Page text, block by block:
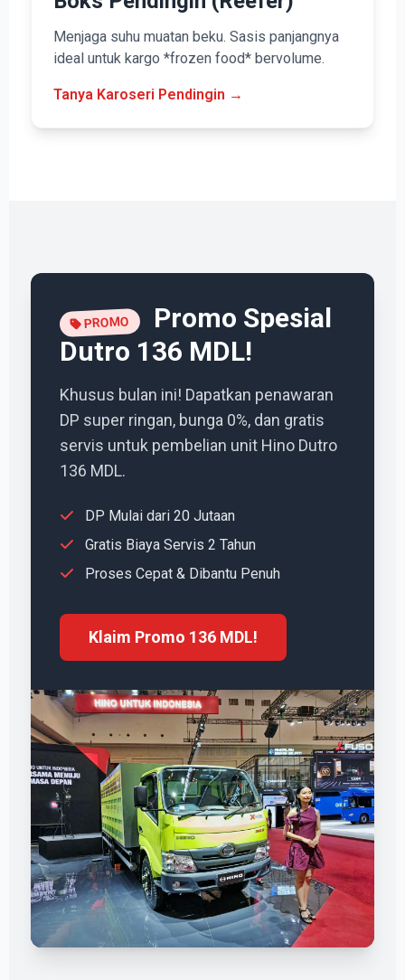
Menjaga suhu muatan beku. Sasis panjangnya
ideal untuk kargo *frozen food* bervolume.
Tanya Karoseri Pendingin →
PROMO
Promo Spesial
Dutro 136 MDL!
Khusus bulan ini! Dapatkan penawaran
DP super ringan, bunga 0%, dan gratis
servis untuk pembelian unit Hino Dutro
136 MDL.
DP Mulai dari 20 Jutaan
Gratis Biaya Servis 2 Tahun
Proses Cepat & Dibantu Penuh
Klaim Promo 136 MDL!